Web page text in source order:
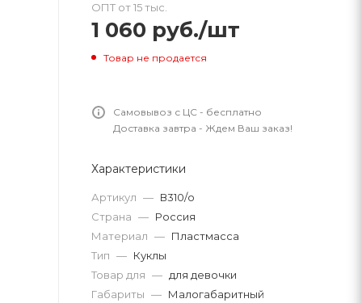
ОПТ от 15 тыс.
1 060 руб./шт
Товар не продается
Самовывоз с ЦС - бесплатно
Доставка завтра - Ждем Ваш заказ!
Характеристики
Артикул — В310/о
Страна — Россия
Материал — Пластмасса
Тип — Куклы
Товар для — для девочки
Габариты — Малогабаритный